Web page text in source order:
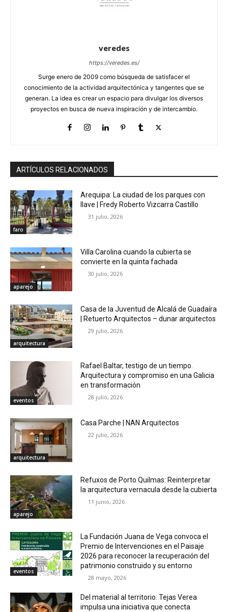
veredes
https://veredes.es/
Surge enero de 2009 como búsqueda de satisfacer el
conocimiento de la actividad arquitectónica y tangentes que se
generan. La idea es crear un espacio para divulgar los diversos
proyectos en busca de nueva inspiración y de intercambio.
ARTÍCULOS RELACIONADOS
faro
Arequipa: La ciudad de los parques con
llave | Fredy Roberto Vizcarra Castillo
31 julio, 2026
aparejo
Villa Carolina cuando la cubierta se
convierte en la quinta fachada
30 julio, 2026
arquitectura
Casa de la Juventud de Alcalá de Guadaíra
| Retuerto Arquitectos – dunar arquitectos
29 julio, 2026
eventos
Rafael Baltar, testigo de un tiempo.
Arquitectura y compromiso en una Galicia
en transformación
28 julio, 2026
arquitectura
Casa Parche | NAN Arquitectos
22 julio, 2026
aparejo
Refuxos de Porto Quilmas: Reinterpretar
la arquitectura vernacula desde la cubierta
11 junio, 2026
eventos
La Fundación Juana de Vega convoca el
Premio de Intervenciones en el Paisaje
2026 para reconocer la recuperación del
patrimonio construido y su entorno
28 mayo, 2026
Del material al territorio: Tejas Verea
impulsa una iniciativa que conecta